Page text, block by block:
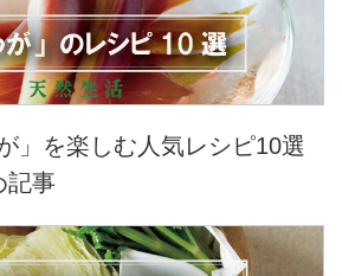
」を楽しむ人気レシピ10選
記事